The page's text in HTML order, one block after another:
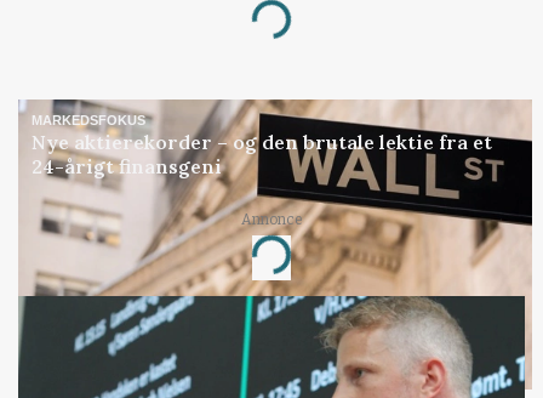
Loading...
MARKEDSFOKUS
Nye aktierekorder – og den brutale lektie fra et
24-årigt finansgeni
Annonce
Loading...